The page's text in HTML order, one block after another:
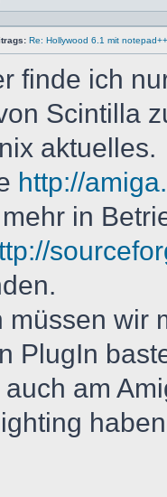
Profil
Re: Hollywood 6.1 mit notepad++
finde ich
Scintilla
aktuelles.
http://
in
müssen wir
PlugIn
am